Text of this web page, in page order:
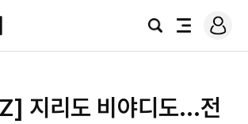
검
전
로
그
지리도 비야디도...전